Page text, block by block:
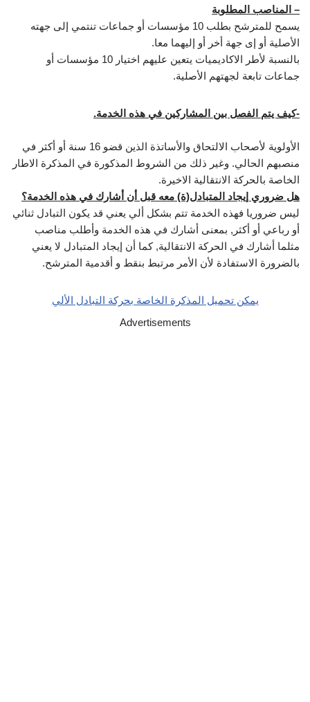
– المناصب المطلوبة
يسمح للمترشح بطلب 10 مؤسسات أو جماعات تنتمي إلى جهته
الأصلية أو إى جهة أخر أو إليهما معا.
بالنسبة لأطر الاكاديميات يتعين عليهم اختيار 10 مؤسسات أو
جماعات تابعة لجهتهم الأصلية.
-كيف يتم الفصل بين المشاركين في هذه الخدمة.
الأولوية لأصحاب الالتحاق والأساتذة الذين قضو 16 سنة أو أكثر في
منصبهم الحالي. وغير ذلك من الشروط المذكورة في المذكرة الاطار
الخاصة بالحركة الانتقالية الاخيرة.
هل ضروري إيجاد المتبادل(ة) معه قبل أن أشارك في هذه الخدمة؟
ليس ضروريا فهذه الخدمة تتم بشكل ألي يعني قد يكون التبادل ثنائي
أو رباعي أو أكثر, بمعنى أشارك في هذه الخدمة وأطلب مناصب
مثلما أشارك في الحركة الانتقالية, كما أن إيجاد المتبادل لا يعني
بالضرورة الاستفادة لأن الأمر مرتبط بنقط و أقدمية المترشح.
يمكن تحميل المذكرة الخاصة بحركة التبادل الألي
Advertisements